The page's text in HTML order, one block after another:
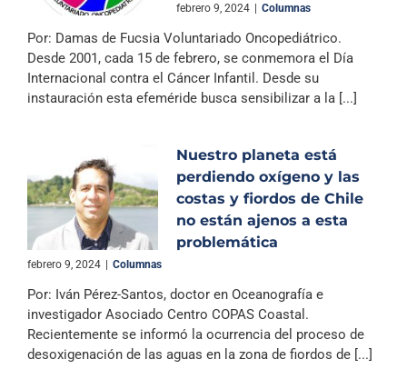
febrero 9, 2024 Columnas
Por: Damas de Fucsia Voluntariado Oncopediátrico.
Desde 2001, cada 15 de febrero, se conmemora el Día
Internacional contra el Cáncer Infantil. Desde su
instauración esta efeméride busca sensibilizar a la [...]
Nuestro planeta está
perdiendo oxígeno y las
costas y fiordos de Chile
no están ajenos a esta
problemática
febrero 9, 2024 Columnas
Por: Iván Pérez-Santos, doctor en Oceanografía e
investigador Asociado Centro COPAS Coastal.
Recientemente se informó la ocurrencia del proceso de
desoxigenación de las aguas en la zona de fiordos de [...]